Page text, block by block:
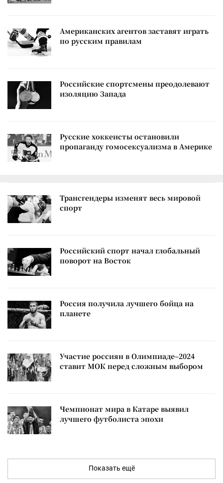
Американских агентов заставят играть
по русским правилам
Российские спортсмены преодолевают
изоляцию Запада
Русские хоккеисты остановили
пропаганду гомосексуализма в Америке
Трансгендеры изменят весь мировой
спорт
Российский спорт начал глобальный
поворот на Восток
Россия получила лучшего бойца на
планете
Участие россиян в Олимпиаде–2024
ставит МОК перед сложным выбором
Чемпионат мира в Катаре выявил
лучшего футболиста эпохи
Показать ещё